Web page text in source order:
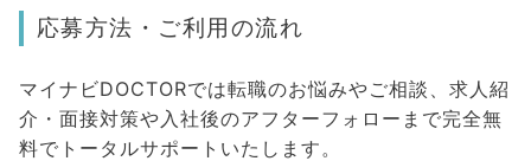
応募方法・ご利用の流れ
マイナビDOCTORでは転職のお悩みやご相談、求人紹
介・面接対策や入社後のアフターフォローまで完全無
料でトータルサポートいたします。